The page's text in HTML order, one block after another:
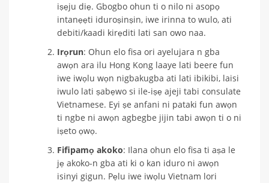
iṣẹju diẹ. Gbogbo ohun ti o nilo ni asopọ
intanẹẹti iduroṣinṣin, iwe irinna to wulo, ati
debiti/kaadi kirẹditi lati san owo naa.
Irọrun: Ohun elo fisa ori ayelujara n gba
awọn ara ilu Hong Kong laaye lati beere fun
iwe iwọlu wọn nigbakugba ati lati ibikibi, laisi
iwulo lati ṣabẹwo si ile-iṣẹ ajeji tabi consulate
Vietnamese. Eyi ṣe anfani ni pataki fun awọn
ti ngbe ni awọn agbegbe jijin tabi awọn ti o ni
iṣeto ọwọ.
Fifipamọ akoko: Ilana ohun elo fisa ti aṣa le
jẹ akoko-n gba ati ki o kan iduro ni awọn
isinyi gigun. Pẹlu iwe iwọlu Vietnam lori